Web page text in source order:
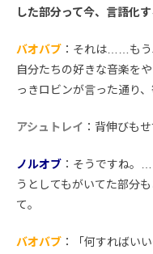
した部分って今、言語化
バオバブ ：それは……もう
自分たちの好きな音楽を
っきロビンが言った通り
アシュトレイ ：背伸びも
ノルオブ ：そうですね。
うとしてもがいてた部分
て。
バオバブ ：「何すればい